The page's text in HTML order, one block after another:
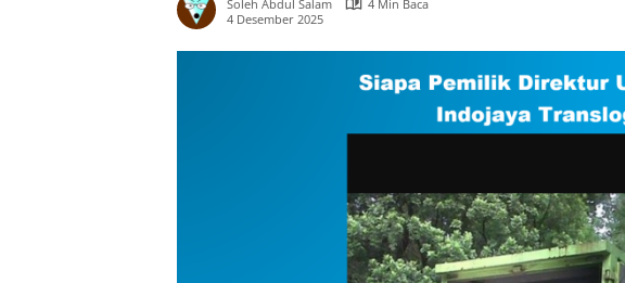
Soleh Abdul Salam
4 Min Baca
4 Desember 2025